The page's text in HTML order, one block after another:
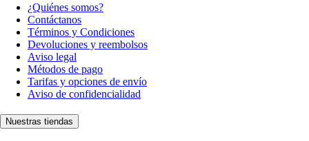
¿Quiénes somos?
Contáctanos
Términos y Condiciones
Devoluciones y reembolsos
Aviso legal
Métodos de pago
Tarifas y opciones de envío
Aviso de confidencialidad
Nuestras tiendas